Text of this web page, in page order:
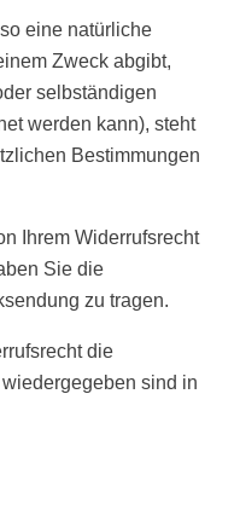
eine natürliche
Zweck abgibt,
selbständigen
werden kann), steht
Bestimmungen
Ihrem Widerrufsrecht
Sie die
zu tragen.
die
sind in